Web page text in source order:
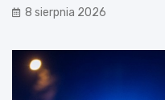
8 sierpnia 2026